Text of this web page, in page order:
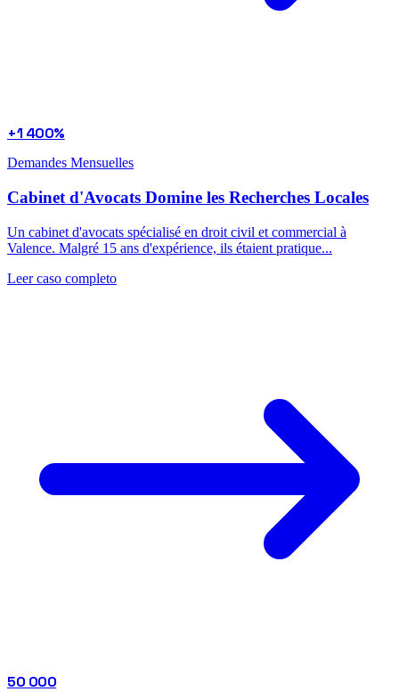
+1 400%
Demandes Mensuelles
Cabinet d'Avocats Domine les Recherches Locales
Un cabinet d'avocats spécialisé en droit civil et commercial à
Valence. Malgré 15 ans d'expérience, ils étaient pratique...
Leer caso completo
50 000